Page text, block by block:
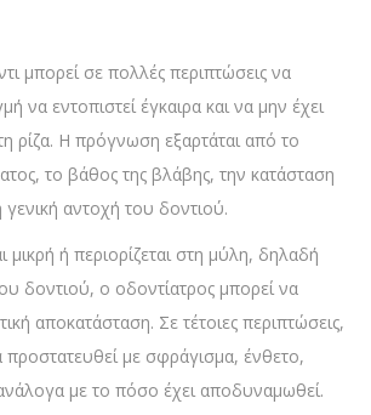
μπορεί σε πολλές περιπτώσεις να
να εντοπιστεί έγκαιρα και να μην έχει
ρίζα. Η πρόγνωση εξαρτάται από το
το βάθος της βλάβης, την κατάσταση
αντοχή του δοντιού.
μικρή ή περιορίζεται στη μύλη, δηλαδή
δοντιού, ο οδοντίατρος μπορεί να
αποκατάσταση. Σε τέτοιες περιπτώσεις,
προστατευθεί με σφράγισμα, ένθετο,
με το πόσο έχει αποδυναμωθεί.